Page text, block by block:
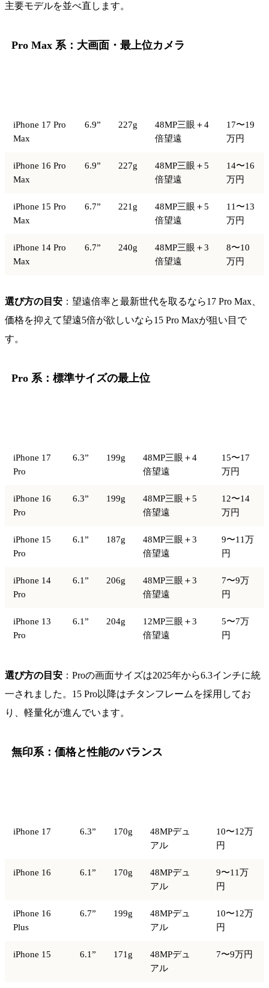
主要モデルを並べ直します。
Pro Max 系：大画面・最上位カメラ
iPhone 17 Pro
Max
6.9” 227g
48MP三眼＋4
倍望遠
17〜19
万円
iPhone 16 Pro
Max
6.9” 227g
48MP三眼＋5
倍望遠
14〜16
万円
iPhone 15 Pro
Max
6.7” 221g
48MP三眼＋5
倍望遠
11〜13
万円
iPhone 14 Pro
Max
6.7” 240g
48MP三眼＋3
倍望遠
8〜10
万円
選び方の目安 ：望遠倍率と最新世代を取るなら17 Pro Max、
価格を抑えて望遠5倍が欲しいなら15 Pro Maxが狙い目で
す。
Pro 系：標準サイズの最上位
iPhone 17
Pro
6.3” 199g
48MP三眼＋4
倍望遠
15〜17
万円
iPhone 16
Pro
6.3” 199g
48MP三眼＋5
倍望遠
12〜14
万円
iPhone 15
Pro
6.1” 187g
48MP三眼＋3
倍望遠
9〜11万
円
iPhone 14
Pro
6.1” 206g
48MP三眼＋3
倍望遠
7〜9万
円
iPhone 13
Pro
6.1” 204g
12MP三眼＋3
倍望遠
5〜7万
円
選び方の目安 ：Proの画面サイズは2025年から6.3インチに統
一されました。15 Pro以降はチタンフレームを採用してお
り、軽量化が進んでいます。
無印系：価格と性能のバランス
iPhone 17 6.3” 170g
48MPデュ
アル
10〜12万
円
iPhone 16 6.1” 170g
48MPデュ
アル
9〜11万
円
iPhone 16
Plus
6.7” 199g
48MPデュ
アル
10〜12万
円
iPhone 15 6.1” 171g
48MPデュ
アル
7〜9万円